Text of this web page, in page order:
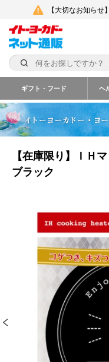
【大切なお知ら
ギフト・フード ヘ
【在庫限り】Ｉ
ブラック